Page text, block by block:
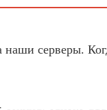
наши серверы.